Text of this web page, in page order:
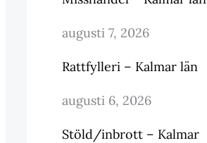
augusti 7, 2026
Rattfylleri – Kalmar län
augusti 6, 2026
Stöld/inbrott – Kalmar